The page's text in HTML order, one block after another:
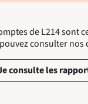
de L214 sont
consulter
consulte les